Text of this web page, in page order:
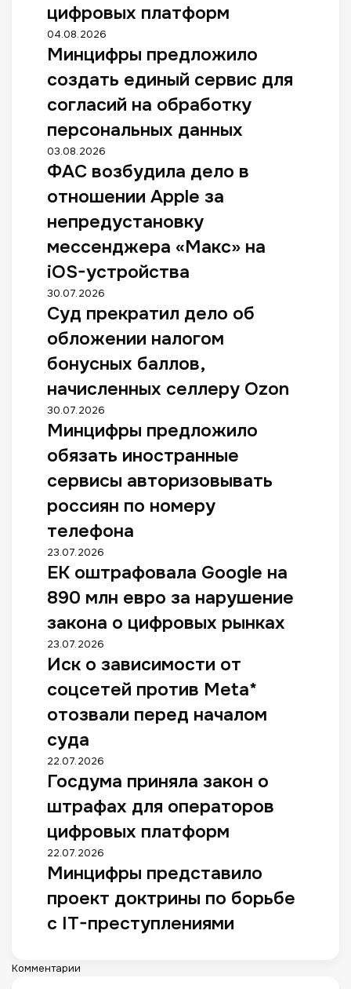
цифровых платформ
04.08.2026
Минцифры предложило
создать единый сервис для
согласий на обработку
персональных данных
03.08.2026
ФАС возбудила дело в
отношении Apple за
непредустановку
мессенджера «Макс» на
iOS-устройства
30.07.2026
Суд прекратил дело об
обложении налогом
бонусных баллов,
начисленных селлеру Ozon
30.07.2026
Минцифры предложило
обязать иностранные
сервисы авторизовывать
россиян по номеру
телефона
23.07.2026
ЕК оштрафовала Google на
890 млн евро за нарушение
закона о цифровых рынках
23.07.2026
Иск о зависимости от
соцсетей против Meta*
отозвали перед началом
суда
22.07.2026
Госдума приняла закон о
штрафах для операторов
цифровых платформ
22.07.2026
Минцифры представило
проект доктрины по борьбе
с IT-преступлениями
Комментарии